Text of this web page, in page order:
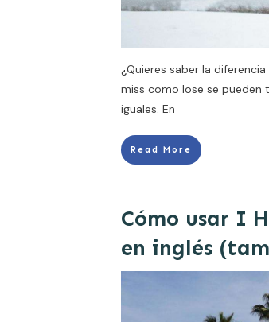
¿Quieres saber la
miss como lose se pueden
iguales. En
Read More
Cómo usar I
en inglés